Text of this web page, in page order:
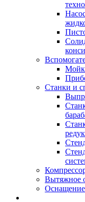
Станки и
Вытяжное
Оснащение